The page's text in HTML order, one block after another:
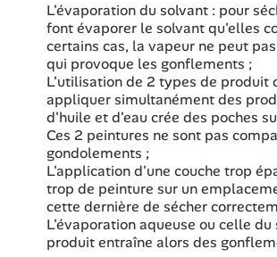
L'évaporation du solvant : pour
font évaporer le solvant qu'elles
certains cas, la vapeur ne peut
qui provoque les gonflements ;
L'utilisation de 2 types de produit
appliquer simultanément des
d'huile et d'eau crée des poches
Ces 2 peintures ne sont pas
gondolements ;
L'application d'une couche trop
trop de peinture sur un
cette dernière de sécher
L'évaporation aqueuse ou celle
produit entraîne alors des